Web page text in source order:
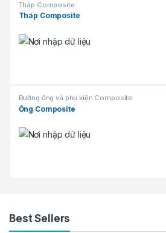
Tháp Composite
Tháp Composite
Đường ống và phụ kiện Composite
Ống Composite
Best Sellers